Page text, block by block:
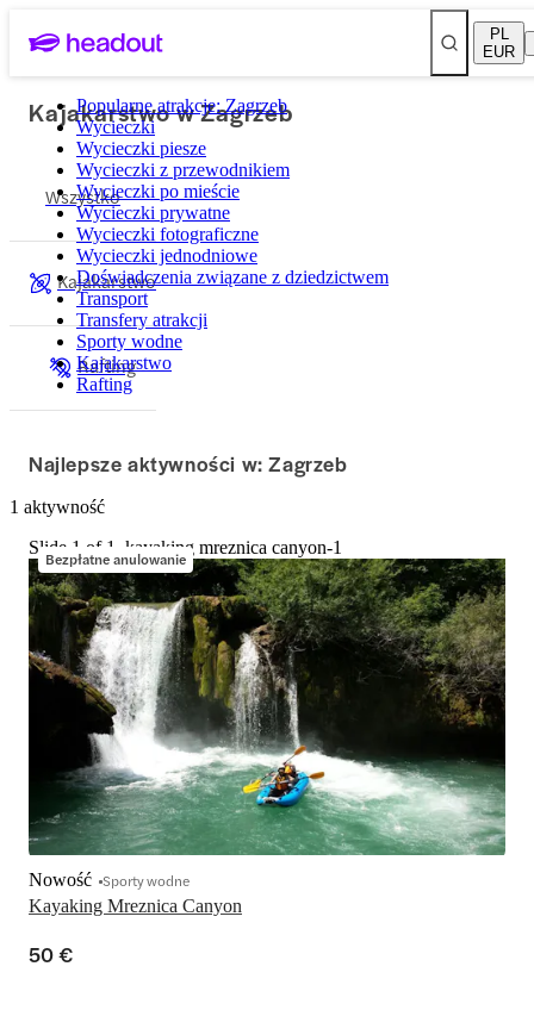
PL
EUR
Popularne atrakcje: Zagrzeb
Wycieczki
Wycieczki piesze
Wycieczki z przewodnikiem
Wycieczki po mieście
Wycieczki prywatne
Wycieczki fotograficzne
Wycieczki jednodniowe
Doświadczenia związane z dziedzictwem
Transport
Transfery atrakcji
Sporty wodne
Kajakarstwo
Rafting
Kajakarstwo w Zagrzeb
Wszystko
Kajakarstwo
Rafting
Najlepsze aktywności w: Zagrzeb
1 aktywność
Bezpłatne anulowanie
Slide 1 of 1, kayaking mreznica canyon-1
Kayaking Mreznica Canyon
Nowość Sporty wodne
50 €